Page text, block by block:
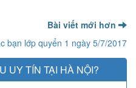
Bài viết mới hơn
bạn lớp quyển 1 ngày 5/7/2017
UY TÍN TẠI HÀ NỘI?